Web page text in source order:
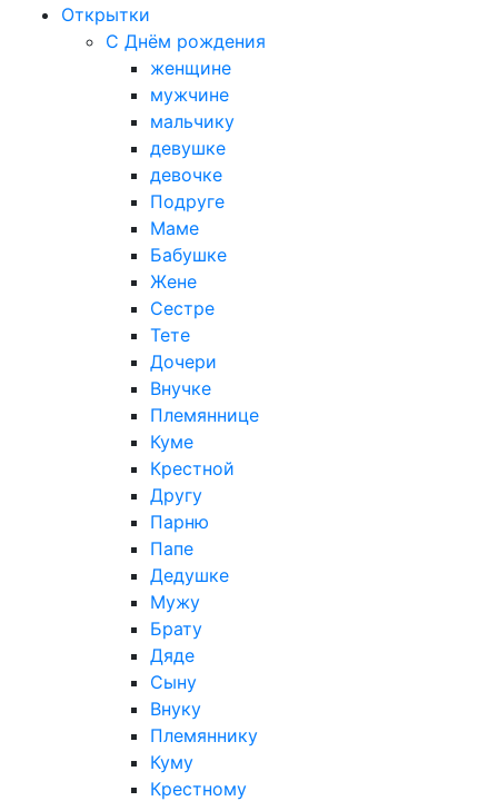
Открытки
С Днём рождения
женщине
мужчине
мальчику
девушке
девочке
Подруге
Маме
Бабушке
Жене
Сестре
Тете
Дочери
Внучке
Племяннице
Куме
Крестной
Другу
Парню
Папе
Дедушке
Мужу
Брату
Дяде
Сыну
Внуку
Племяннику
Куму
Крестному